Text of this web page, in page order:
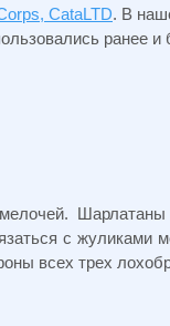
CataLTD. В
ранее
с жуликами
всех трех